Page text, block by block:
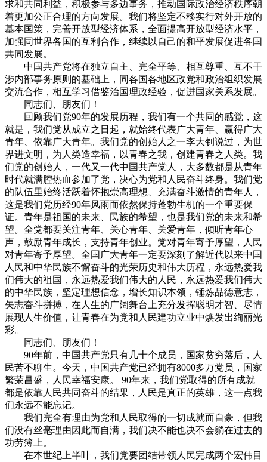
求和共同利益，积极参与多边事务，推动国际政治经济秩序朝
着更加公正合理的方向发展。我们将坚定不移实行对外开放的
基本国策，完善开放型经济体系，全面提高开放型经济水平，
加强同世界各国的互利合作，继续以自己的和平发展促进各国
共同发展。
中国共产党将在独立自主、完全平等、相互尊重、互不干
涉内部事务原则的基础上，同各国各地区政党和政治组织发展
交流合作，相互学习借鉴治国理政经验，促进国家关系发展。
同志们、朋友们！
回顾我们党90年的发展历程，我们有一个共同的感觉，这
就是，我们党从成立之日起，就始终代表广大青年、赢得广大
青年、依靠广大青年。我们党的创始人之一李大钊说过，为世
界进文明，为人类造幸福，以青春之我，创建青春之人类。我
们党的创始人，一代又一代中国共产党人，大多数都是从青年
时代就满腔热血参加了党，决心为党和人民奋斗终身。我们党
的队伍里始终活跃着怀抱崇高理想、充满奋斗激情的青年人，
这是我们党历经90年风雨而依然保持蓬勃生机的一个重要保
证。青年是祖国的未来、民族的希望，也是我们党的未来和希
望。全党都要关注青年、关心青年、关爱青年，倾听青年心
声，鼓励青年成长，支持青年创业。党对青年寄予厚望，人民
对青年寄予厚望。全国广大青年一定要深刻了解近代以来中国
人民和中华民族不懈奋斗的光荣历史和伟大历程，永远热爱我
们伟大的祖国，永远热爱我们伟大的人民，永远热爱我们伟大
的中华民族，坚定理想信念，增长知识本领，锤炼品德意志，
矢志奋斗拼搏，在人生的广阔舞台上充分发挥聪明才智、尽情
展现人生价值，让青春在为党和人民建功立业中焕发出绚丽光
彩。
同志们、朋友们！
90年前，中国共产党只有几十个成员，国家贫穷落后，人
民苦不聊生。今天，中国共产党已经拥有8000多万党员，国家
繁荣昌盛，人民幸福安康。 90年来，我们党取得的所有成就
都是依靠人民共同奋斗的结果，人民是真正的英雄，这一点我
们永远不能忘记。
我们完全有理由为党和人民取得的一切成就而自豪，但我
们没有丝毫理由因此而自满，我们决不能也决不会躺在过去的
功劳簿上。
在本世纪上半叶，我们党要团结带领人民完成两个宏伟目